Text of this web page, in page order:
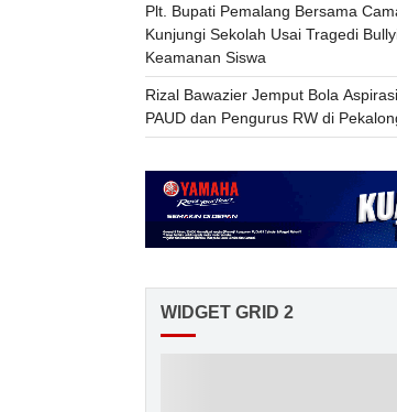
Plt. Bupati Pemalang Bersama
Kunjungi Sekolah Usai Tragedi
Keamanan Siswa
Rizal Bawazier Jemput Bola
PAUD dan Pengurus RW di
WIDGET GRID 2